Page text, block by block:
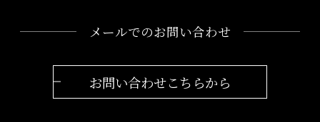
メールでのお問い合わせ
お問い合わせこちらから